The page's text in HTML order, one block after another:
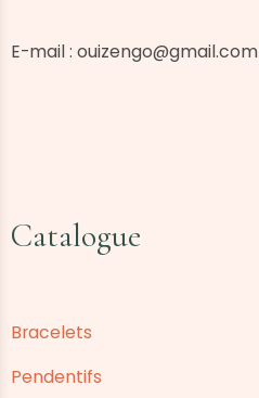
E-mail : ouizengo@gmail.com
Catalogue
Bracelets
Pendentifs